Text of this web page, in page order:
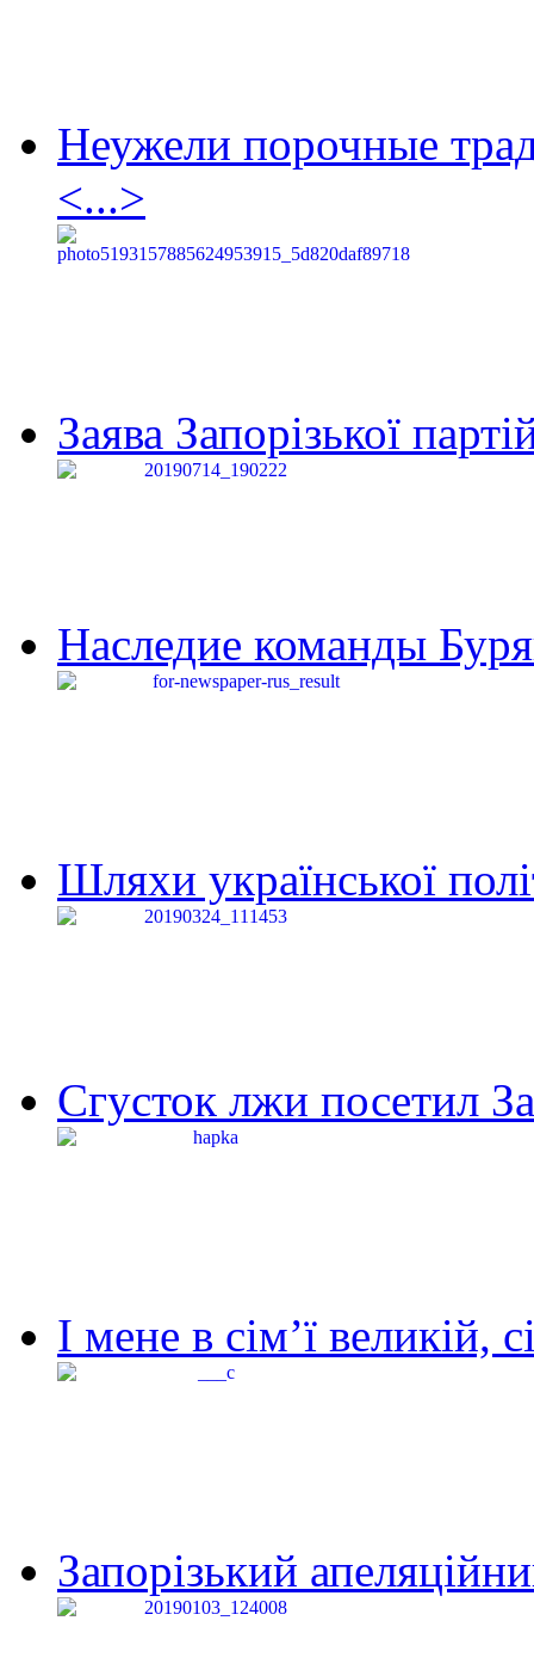
Неужели порочные
<...>
Заява Запорізької
Наследие команды
Шляхи української
Сгусток лжи посетил
І мене в сім’ї великій,
Запорізький